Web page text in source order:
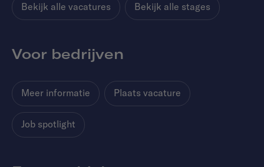
Bekijk alle vacatures Bekijk alle stages
Voor bedrijven
Meer informatie Plaats vacature
Job spotlight